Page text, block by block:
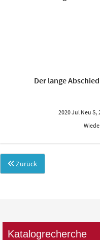
Der lange
2020 Jul Neu S,
Zurück
Katalogrecherche